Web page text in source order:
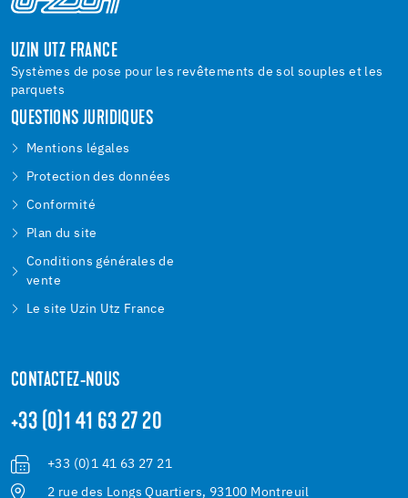
UZIN UTZ FRANCE
Systèmes de pose pour les revêtements de sol souples et les
parquets
QUESTIONS JURIDIQUES
Mentions légales
Protection des données
Conformité
Plan du site
Conditions générales de
vente
Le site Uzin Utz France
CONTACTEZ-NOUS
+33 (0)1 41 63 27 20
+33 (0)1 41 63 27 21
2 rue des Longs Quartiers, 93100 Montreuil